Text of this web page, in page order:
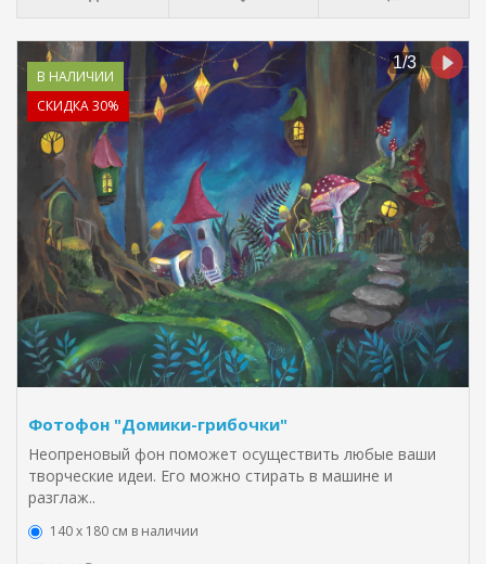
В НАЛИЧИИ
СКИДКА 30%
Фотофон "Домики-грибочки"
Неопреновый фон поможет осуществить любые ваши
творческие идеи. Его можно стирать в машине и
разглаж..
140 х 180 см в наличии